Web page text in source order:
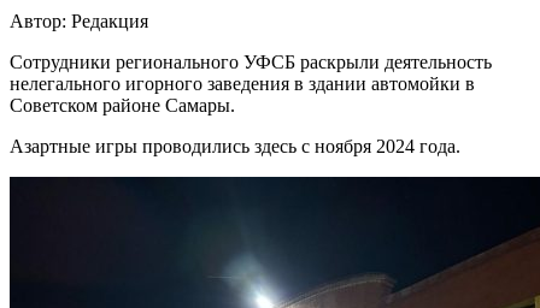
Автор: Редакция
Сотрудники регионального УФСБ раскрыли деятельность
нелегального игорного заведения в здании автомойки в
Советском районе Самары.
Азартные игры проводились здесь с ноября 2024 года.